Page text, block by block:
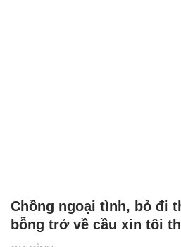
Chồng ngoại tình, bỏ đi
bỗng trở về cầu xin tôi